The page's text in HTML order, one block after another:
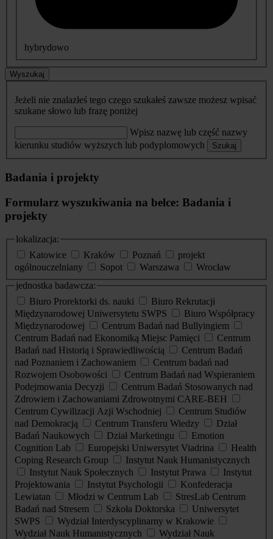
hybrydowo
Wyszukaj
Jeżeli nie znalazłeś tego czego szukałeś zawsze możesz wpisać
szukane słowo lub frazę poniżej
Wpisz nazwę lub część nazwy
kierunku studiów wyższych lub podyplomowych
Szukaj
Badania i projekty
Formularz wyszukiwania na belce: Badania i
projekty
lokalizacja:
Katowice
Kraków Poznań
projekt
ogólnouczelniany
Sopot Warszawa
Wrocław
jednostka badawcza:
Biuro Prorektorki ds. nauki
Biuro Rekrutacji
Międzynarodowej Uniwersytetu SWPS
Biuro Współpracy
Międzynarodowej
Centrum Badań nad Bullyingiem
Centrum Badań nad Ekonomiką Miejsc Pamięci
Centrum
Badań nad Historią i Sprawiedliwością
Centrum Badań
nad Poznaniem i Zachowaniem
Centrum badań nad
Rozwojem Osobowości
Centrum Badań nad Wspieraniem
Podejmowania Decyzji
Centrum Badań Stosowanych nad
Zdrowiem i Zachowaniami Zdrowotnymi CARE-BEH
Centrum Cywilizacji Azji Wschodniej
Centrum Studiów
nad Demokracją
Centrum Transferu Wiedzy
Dział
Badań Naukowych
Dział Marketingu
Emotion
Cognition Lab
Europejski Uniwersytet Viadrina
Health
Coping Research Group
Instytut Nauk Humanistycznych
Instytut Nauk Społecznych
Instytut Prawa
Instytut
Projektowania
Instytut Psychologii
Konfederacja
Lewiatan
Młodzi w Centrum Lab
StresLab Centrum
Badań nad Stresem
Szkoła Doktorska
Uniwersytet
SWPS
Wydział Interdyscyplinarny w Krakowie
Wydział Nauk Humanistycznych
Wydział Nauk